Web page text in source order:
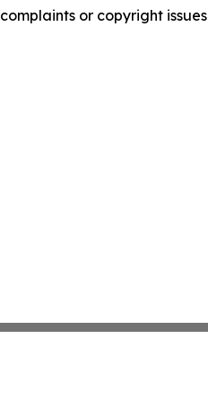
or copyright issues